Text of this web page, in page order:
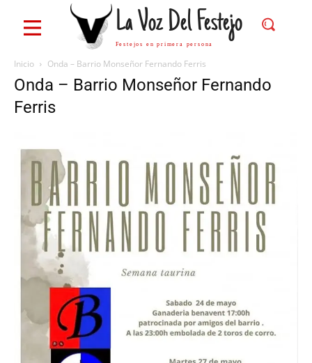
La Voz Del Festejo
Festejos en primera persona
Inicio Onda – Barrio Monseñor Fernando Ferris
Onda – Barrio Monseñor Fernando
Ferris